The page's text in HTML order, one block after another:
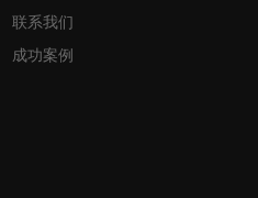
联系我们
成功案例